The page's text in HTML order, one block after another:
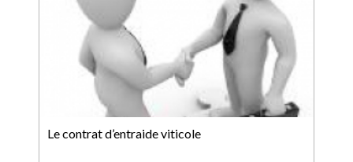
Le contrat d’entraide viticole